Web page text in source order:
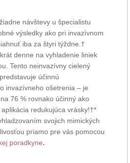
návštevy u špecialistu
výsledky ako pri invazívnom
iba za štyri týždne.†
denne na vyhladenie liniek
Tento neinvazívny cielený
účinnú
invazívneho ošetrenia – je
76 % rovnako účinný ako
redukujúca vrásky!†*
svojich mimických
priamo pre vás pomocou
poradkyne.